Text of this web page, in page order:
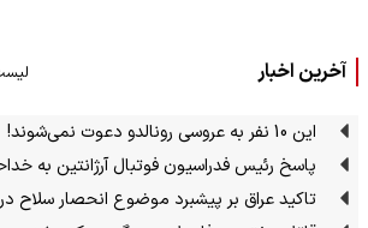
آخرین اخبار
این 10 نفر به عروسی رونالدو دعوت نمی‌شوند!
پاسخ رئیس فدراسیون فوتبال آرژانتین به
تاکید عراق بر پیشبرد موضوع انحصار سلاح